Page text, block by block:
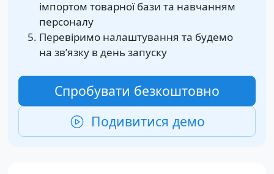
імпортом товарної бази та навчанням
персоналу
Перевіримо налаштування та будемо
на звʼязку в день запуску
Спробувати безкоштовно
Подивитися демо